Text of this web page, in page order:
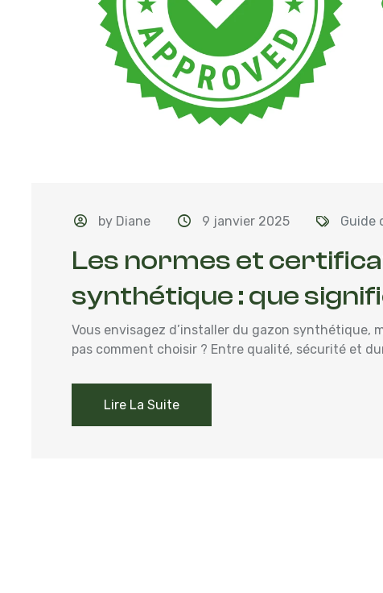
by Diane 9 janvier 2025 Guide
Les normes et
synthétique : que
Vous envisagez d’installer du gazon synthétique,
pas comment choisir ? Entre qualité, sécurité et
Lire La Suite